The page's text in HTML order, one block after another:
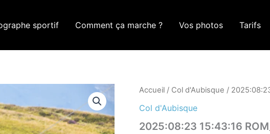
sportif Comment ça marche ? Vos photos Tarifs
Accueil / Col d'Aubisque /
Col d'Aubisque
2025:08:23 15:43:16
quantité
2025:08:23
ROM_9823